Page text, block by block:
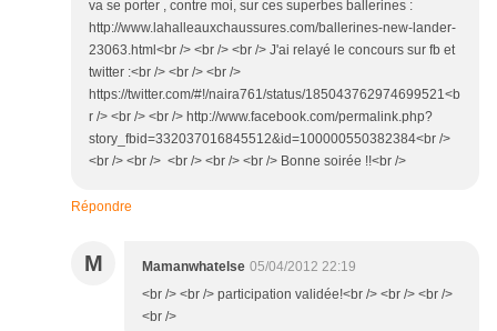
va se porter , contre moi, sur ces superbes ballerines :
http://www.lahalleauxchaussures.com/ballerines-new-lander-
23063.html<br /> <br /> <br /> J'ai relayé le concours sur fb et
twitter :<br /> <br /> <br />
https://twitter.com/#!/naira761/status/185043762974699521<b
r /> <br /> <br /> http://www.facebook.com/permalink.php?
story_fbid=332037016845512&id=100000550382384<br />
<br /> <br /> <br /> <br /> <br /> Bonne soirée !!<br />
Répondre
M Mamanwhatelse 05/04/2012 22:19
<br /> <br /> participation validée!<br /> <br /> <br />
<br />